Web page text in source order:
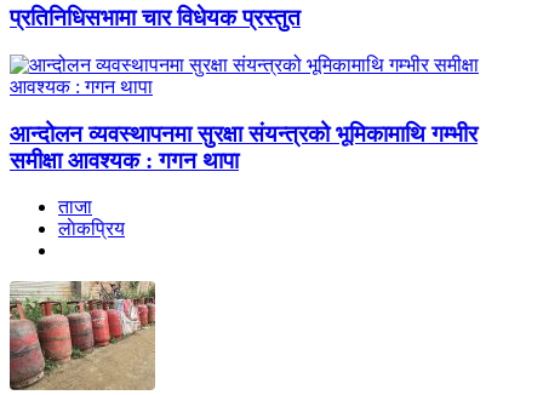
प्रतिनिधिसभामा चार विधेयक प्रस्तुत
आन्दोलन व्यवस्थापनमा सुरक्षा संयन्त्रको भूमिकामाथि गम्भीर
समीक्षा आवश्यक : गगन थापा
ताजा
लाेकप्रिय